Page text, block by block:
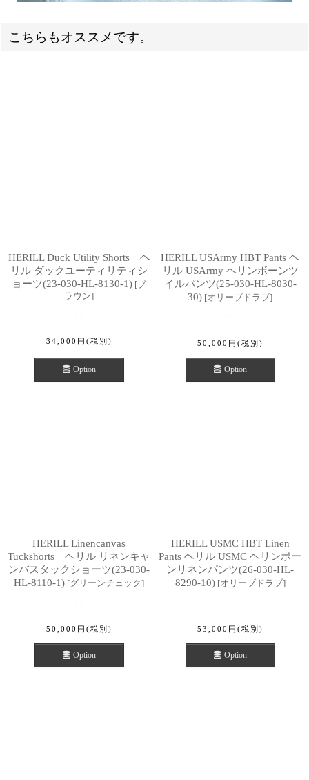
こちらもオススメです。
HERILL Duck Utility Shorts ヘ
リル ダックユーティリティシ
ョーツ(23-030-HL-8130-1) [ブ
ラウン]
34,000 円 (税別)
Option
HERILL USArmy HBT Pants ヘ
リル USArmy ヘリンボーンツ
イルパンツ(25-030-HL-8030-
30) [オリーブドラブ]
50,000 円 (税別)
Option
HERILL Linencanvas
Tuckshorts ヘリル リネンキャ
ンバスタックショーツ(23-030-
HL-8110-1) [グリーンチェック]
50,000 円 (税別)
Option
HERILL USMC HBT Linen
Pants ヘリル USMC ヘリンボー
ンリネンパンツ(26-030-HL-
8290-10) [オリーブドラブ]
53,000 円 (税別)
Option